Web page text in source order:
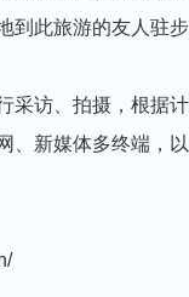
到此旅游的友人驻步
采访、拍摄，根据
、新媒体多终端，